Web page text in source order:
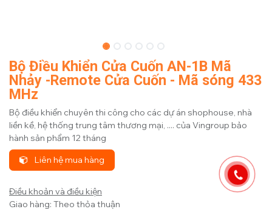
Bộ Điều Khiển Cửa Cuốn AN-1B Mã
Nhảy -Remote Cửa Cuốn - Mã sóng 433
MHz
Bộ điều khiển chuyên thi công cho các dự án shophouse, nhà
liền kề, hệ thống trung tâm thương mại, .... của Vingroup bảo
hành sản phẩm 12 tháng
Liên hệ mua hàng
Điều khoản và điều kiện
Giao hàng: Theo thỏa thuận